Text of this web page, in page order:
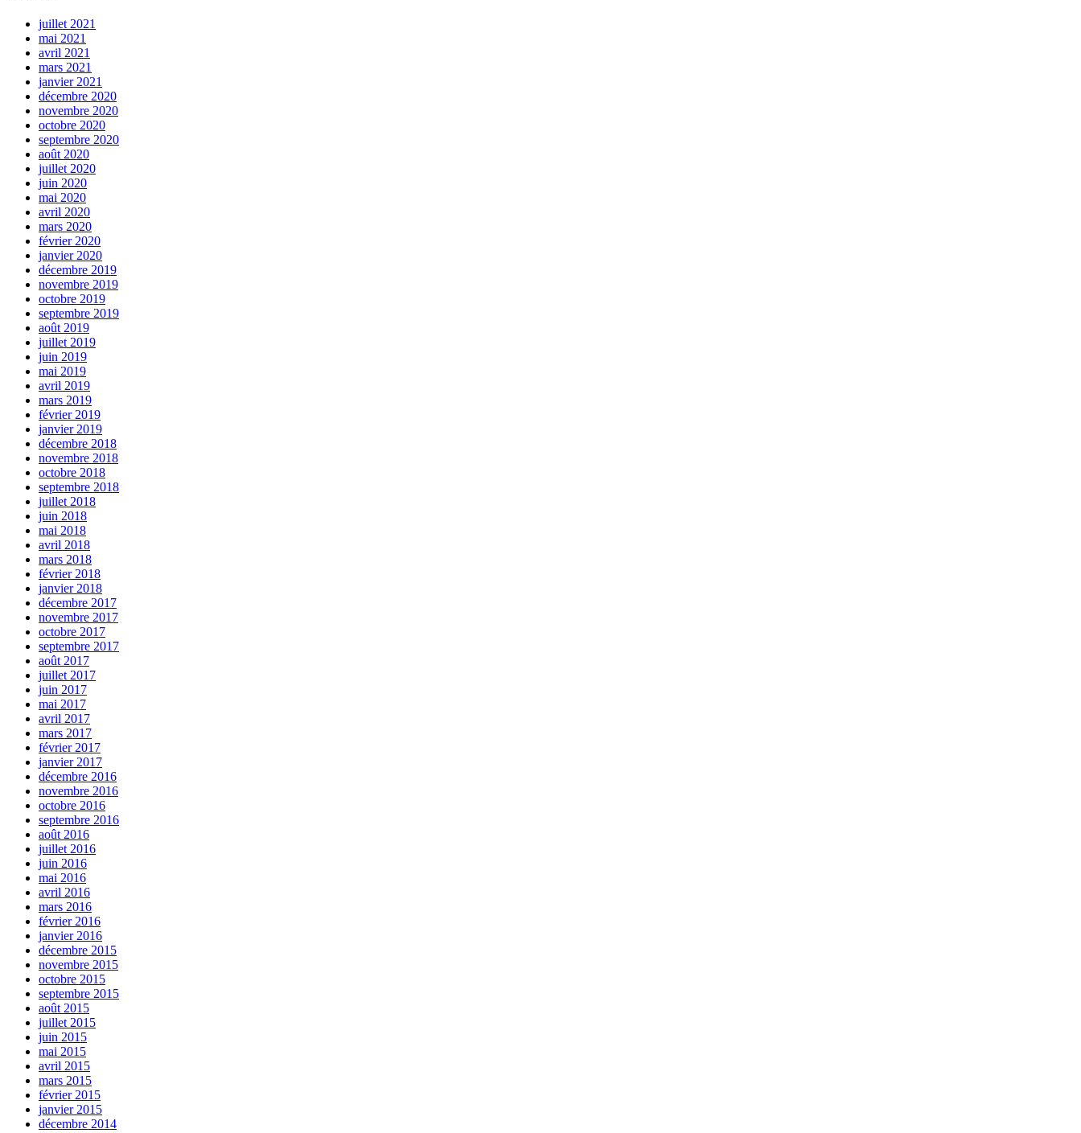
juillet 2021
mai 2021
avril 2021
mars 2021
janvier 2021
décembre 2020
novembre 2020
octobre 2020
septembre 2020
août 2020
juillet 2020
juin 2020
mai 2020
avril 2020
mars 2020
février 2020
janvier 2020
décembre 2019
novembre 2019
octobre 2019
septembre 2019
août 2019
juillet 2019
juin 2019
mai 2019
avril 2019
mars 2019
février 2019
janvier 2019
décembre 2018
novembre 2018
octobre 2018
septembre 2018
juillet 2018
juin 2018
mai 2018
avril 2018
mars 2018
février 2018
janvier 2018
décembre 2017
novembre 2017
octobre 2017
septembre 2017
août 2017
juillet 2017
juin 2017
mai 2017
avril 2017
mars 2017
février 2017
janvier 2017
décembre 2016
novembre 2016
octobre 2016
septembre 2016
août 2016
juillet 2016
juin 2016
mai 2016
avril 2016
mars 2016
février 2016
janvier 2016
décembre 2015
novembre 2015
octobre 2015
septembre 2015
août 2015
juillet 2015
juin 2015
mai 2015
avril 2015
mars 2015
février 2015
janvier 2015
décembre 2014